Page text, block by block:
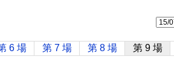
6 場 第 7 場 第 8 場 第 9 場